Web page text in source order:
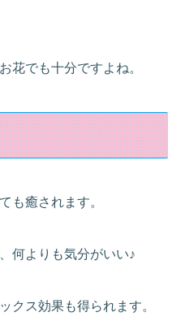
花でも十分ですよね。
も癒されます。
何よりも気分がいい♪
クス効果も得られます。